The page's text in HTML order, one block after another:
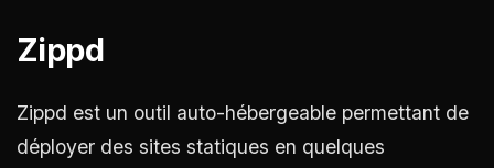
Zippd
Zippd est un outil auto-hébergeable permettant de
déployer des sites statiques en quelques